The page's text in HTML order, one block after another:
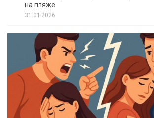
на пляже
31.01.2026